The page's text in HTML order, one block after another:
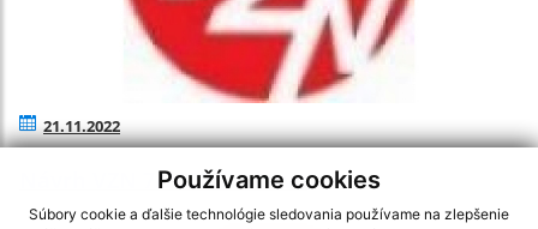
Používame cookies
Súbory cookie a ďalšie technológie sledovania používame na zlepšenie
21.11.2022
Návrh VZN 7/2022 školstvo